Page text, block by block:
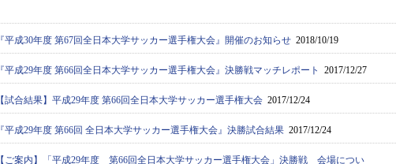
『平成30年度 第67回全日本大学サッカー選手権大会』開催のお知らせ 2018/10/19
『平成29年度 第66回全日本大学サッカー選手権大会』決勝戦マッチレポート 2017/12/27
【試合結果】平成29年度 第66回全日本大学サッカー選手権大会 2017/12/24
『平成29年度 第66回 全日本大学サッカー選手権大会』決勝試合結果 2017/12/24
【ご案内】「平成29年度 第66回全日本大学サッカー選手権大会」決勝戦 会場につい